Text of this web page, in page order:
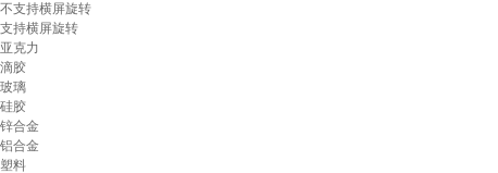
不支持横屏旋转
支持横屏旋转
亚克力
滴胶
玻璃
硅胶
锌合金
铝合金
塑料